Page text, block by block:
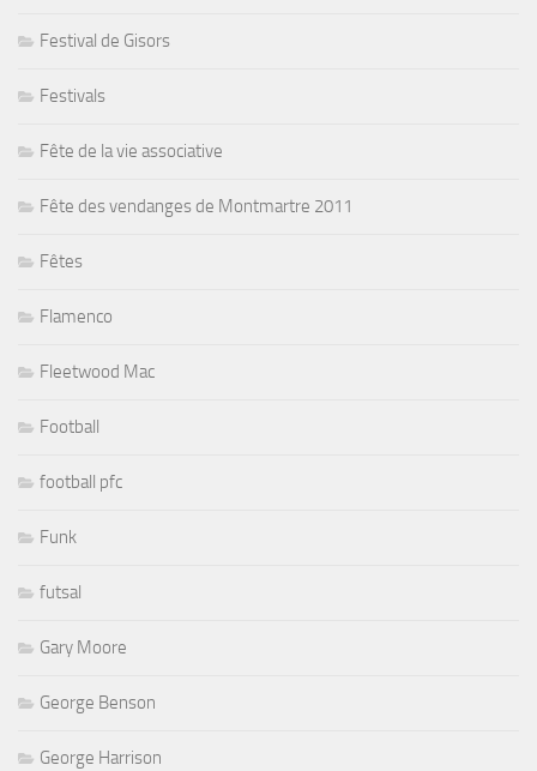
Festival de Gisors
Festivals
Fête de la vie associative
Fête des vendanges de Montmartre 2011
Fêtes
Flamenco
Fleetwood Mac
Football
football pfc
Funk
futsal
Gary Moore
George Benson
George Harrison